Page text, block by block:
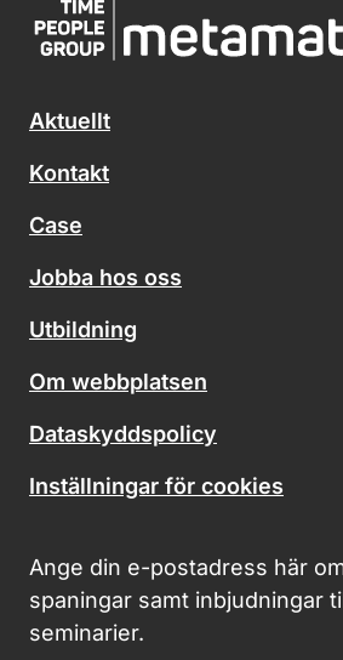
Aktuellt
Kontakt
Case
Jobba hos oss
Utbildning
Om webbplatsen
Dataskyddspolicy
Inställningar för cookies
Ange din e-postadress här
spaningar samt inbjudningar
seminarier.